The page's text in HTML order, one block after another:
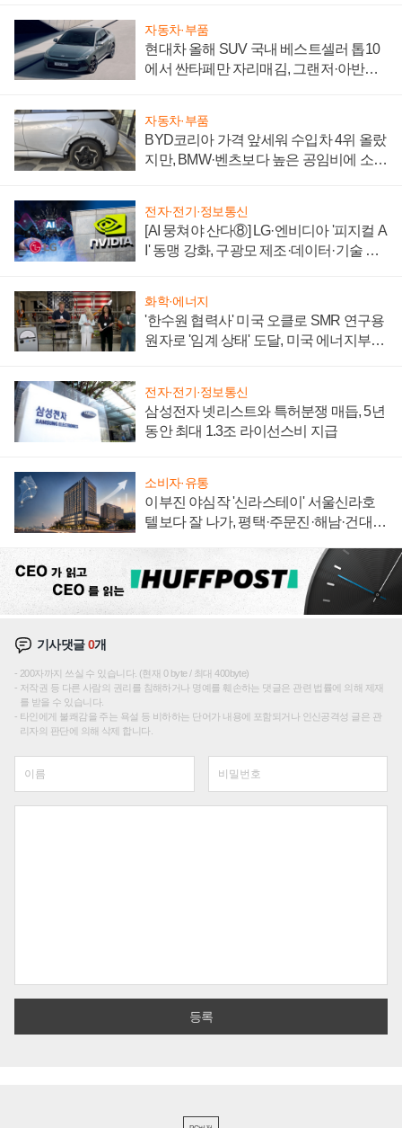
자동차·부품
현대차 올해 SUV 국내 베스트셀러 톱10
에서 싼타페만 자리매김, 그랜저·아반떼
자동차·부품
BYD코리아 가격 앞세워 수입차 4위 올랐
지만, BMW·벤츠보다 높은 공임비에 소비
전자·전기·정보통신
[AI 뭉쳐야 산다⑧] LG·엔비디아 '피지컬 A
I' 동맹 강화, 구광모 제조·데이터·기술 결
화학·에너지
'한수원 협력사' 미국 오클로 SMR 연구용
원자로 '임계 상태' 도달, 미국 에너지부
전자·전기·정보통신
삼성전자 넷리스트와 특허분쟁 매듭, 5년
동안 최대 1.3조 라이선스비 지급
소비자·유통
이부진 야심작 '신라스테이' 서울신라호
텔보다 잘 나가, 평택·주문진·해남·건대로
기사댓글0개
200자까지 쓰실 수 있습니다. (현재 0 byte / 최대 400byte)
저작권 등 다른 사람의 권리를 침해하거나 명예를 훼손하는 댓글은 관련 법률에 의해 제재
를 받을 수 있습니다.
타인에게 불쾌감을 주는 욕설 등 비하하는 단어가 내용에 포함되거나 인신공격성 글은 관
리자의 판단에 의해 삭제 합니다.